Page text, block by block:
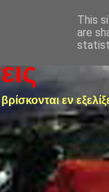
εν
This
are